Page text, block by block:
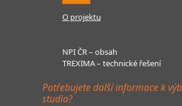
O projektu
NPI ČR – obsah
TREXIMA – technické řešení
Potřebujete další informace k
studia?